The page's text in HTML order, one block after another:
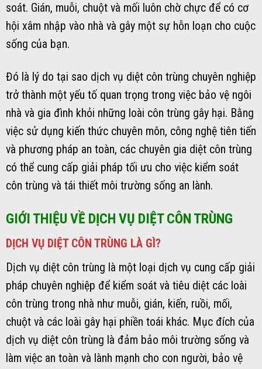
soát. Gián, muỗi, chuột và mối luôn chờ chực để có cơ
hội xâm nhập vào nhà và gây một sự hỗn loạn cho cuộc
sống của bạn.
Đó là lý do tại sao dịch vụ diệt côn trùng chuyên nghiệp
trở thành một yếu tố quan trọng trong việc bảo vệ ngôi
nhà và gia đình khỏi những loài côn trùng gây hại. Bằng
việc sử dụng kiến thức chuyên môn, công nghệ tiên tiến
và phương pháp an toàn, các chuyên gia diệt côn trùng
có thể cung cấp giải pháp tối ưu cho việc kiểm soát
côn trùng và tái thiết môi trường sống an lành.
GIỚI THIỆU VỀ DỊCH VỤ DIỆT CÔN TRÙNG
DỊCH VỤ DIỆT CÔN TRÙNG LÀ GÌ?
Dịch vụ diệt côn trùng là một loại dịch vụ cung cấp giải
pháp chuyên nghiệp để kiểm soát và tiêu diệt các loài
côn trùng trong nhà như muỗi, gián, kiến, ruồi, mối,
chuột và các loài gây hại phiền toái khác. Mục đích của
dịch vụ diệt côn trùng là đảm bảo môi trường sống và
làm việc an toàn và lành mạnh cho con người, bảo vệ